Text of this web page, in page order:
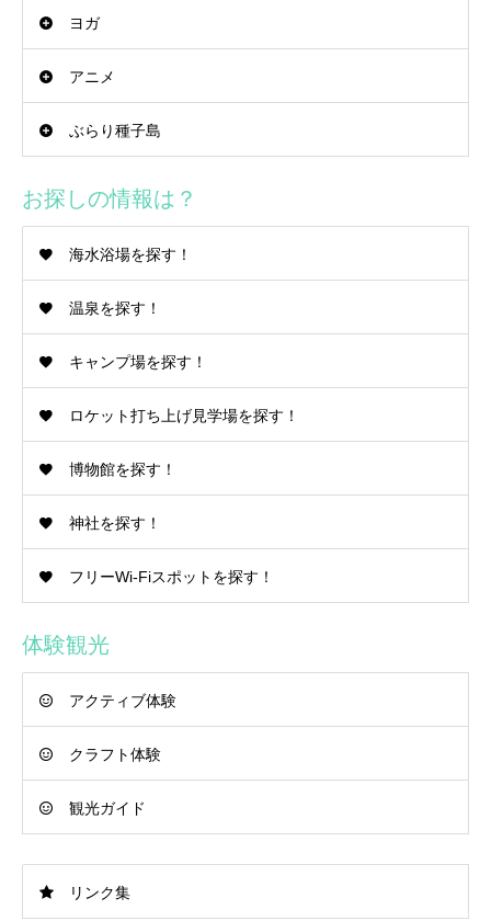
ヨガ
アニメ
ぶらり種子島
お探しの情報は？
海水浴場を探す！
温泉を探す！
キャンプ場を探す！
ロケット打ち上げ見学場を探す！
博物館を探す！
神社を探す！
フリーWi-Fiスポットを探す！
体験観光
アクティブ体験
クラフト体験
観光ガイド
リンク集